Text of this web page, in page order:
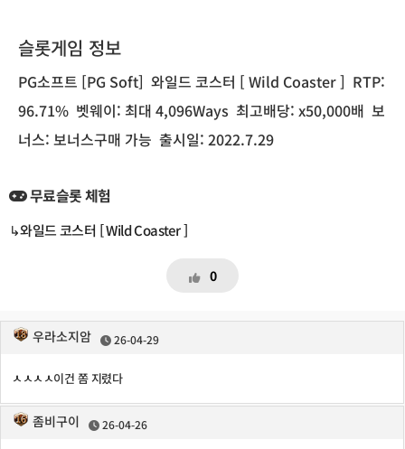
슬롯게임 정보
PG소프트 [PG Soft] 와일드 코스터 [ Wild Coaster ] RTP:
96.71% 벳웨이: 최대 4,096Ways 최고배당: x50,000배 보
너스: 보너스구매 가능 출시일: 2022.7.29
무료슬롯 체험
↳와일드 코스터 [ Wild Coaster ]
0
우라소지암 26-04-29
ㅅㅅㅅㅅ이건 쫌 지렸다
좀비구이 26-04-26